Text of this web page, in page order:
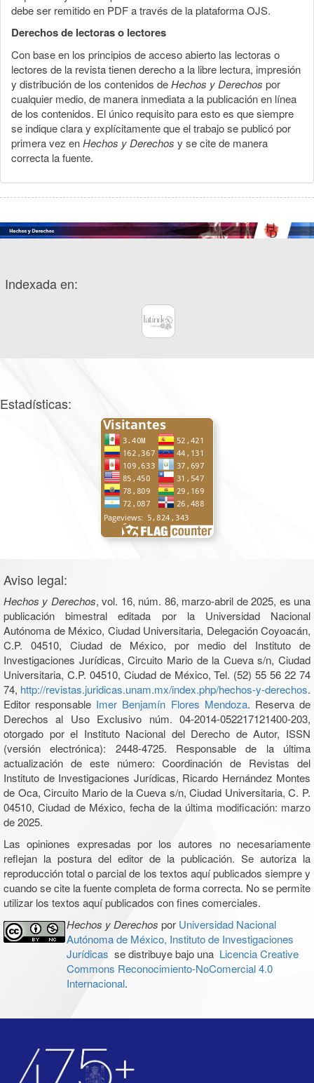
debe ser remitido en PDF a través de la plataforma OJS.
Derechos de lectoras o lectores
Con base en los principios de acceso abierto las lectoras o
lectores de la revista tienen derecho a la libre lectura, impresión
y distribución de los contenidos deHechos y Derechos por
cualquier medio, de manera inmediata a la publicación en línea
de los contenidos. El único requisito para esto es que siempre
se indique clara y explícitamente que el trabajo se publicó por
primera vez enHechos y Derechos y se cite de manera
correcta la fuente.
Indexada en:
Estadísticas:
Aviso legal:
Hechos y Derechos, vol. 16, núm. 86, marzo-abril de 2025, es una
publicación bimestral editada por la Universidad Nacional
Autónoma de México, Ciudad Universitaria, Delegación Coyoacán,
C.P. 04510, Ciudad de México, por medio del Instituto de
Investigaciones Jurídicas, Circuito Mario de la Cueva s/n, Ciudad
Universitaria, C.P. 04510, Ciudad de México, Tel. (52) 55 56 22 74
74, http://revistas.juridicas.unam.mx/index.php/hechos-y-derechos.
Editor responsable Imer Benjamín Flores Mendoza. Reserva de
Derechos al Uso Exclusivo núm. 04-2014-052217121400-203,
otorgado por el Instituto Nacional del Derecho de Autor, ISSN
(versión electrónica): 2448-4725. Responsable de la última
actualización de este número: Coordinación de Revistas del
Instituto de Investigaciones Jurídicas, Ricardo Hernández Montes
de Oca, Circuito Mario de la Cueva s/n, Ciudad Universitaria, C. P.
04510, Ciudad de México, fecha de la última modificación: marzo
de 2025.
Las opiniones expresadas por los autores no necesariamente
reflejan la postura del editor de la publicación. Se autoriza la
reproducción total o parcial de los textos aquí publicados siempre y
cuando se cite la fuente completa de forma correcta. No se permite
utilizar los textos aquí publicados con fines comerciales.
Hechos y Derechos por Universidad Nacional
Autónoma de México, Instituto de Investigaciones
Jurídicas se distribuye bajo una Licencia Creative
Commons Reconocimiento-NoComercial 4.0
Internacional.